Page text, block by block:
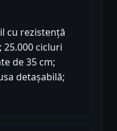
cu rezistență
cicluri
de 35 cm;
detașabilă;